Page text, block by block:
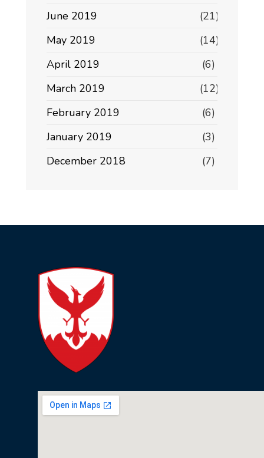
June 2019
(21)
May 2019
(14)
April 2019
(6)
March 2019
(12)
February 2019
(6)
January 2019
(3)
December 2018
(7)